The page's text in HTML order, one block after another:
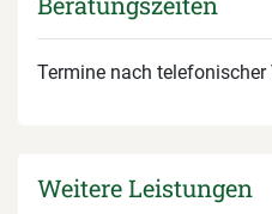
Termine nach telefonischer
Weitere Leistungen